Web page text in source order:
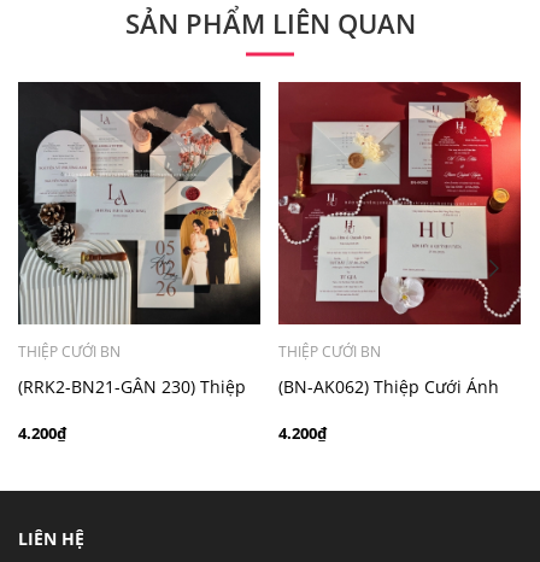
Quý khách vui lòng liên hệ để có thông tin chính xác.
- Mẫu dưới 3000 giá chưa bao gồm bản đồ, quý khách
có nhu cầu in bản đồ sẽ có mức phí 300 - 500 đồng 1
thiệp tuỳ chất liệu.
SẢN PHẨM LIÊN QUAN
THIỆP CƯỚI BN
(RRK2-BN21-GÂN 230) Thiệp
230g
4.200₫
THIỆP CƯỚI BN
(BN-AK062) Thiệp Cưới Ánh
4.200₫
LIÊN HỆ